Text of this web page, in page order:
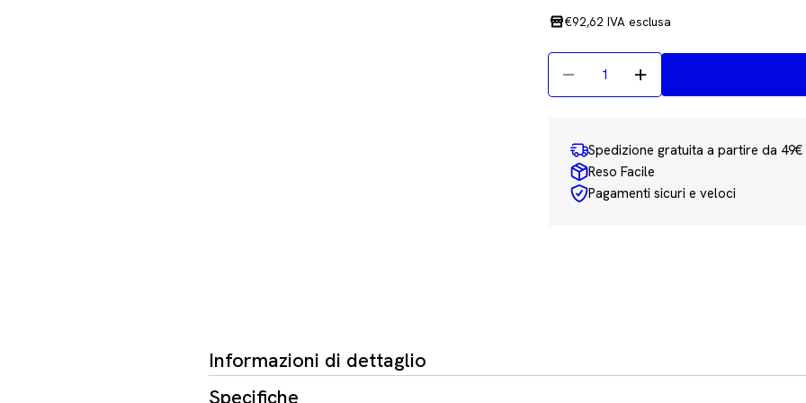
normale
€92,62 IVA esclusa
Diminuisci La Quantità Per
Aumenta La Quantità
Spedizione gratuita a partire da 49€
Reso Facile
Pagamenti sicuri e veloci
Informazioni di dettaglio
Specifiche